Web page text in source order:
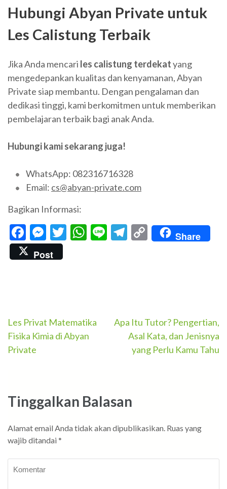
Hubungi Abyan Private untuk
Les Calistung Terbaik
Jika Anda mencari les calistung terdekatyang
mengedepankan kualitas dan kenyamanan, Abyan
Private siap membantu. Dengan pengalaman dan
dedikasi tinggi, kami berkomitmen untuk memberikan
pembelajaran terbaik bagi anak Anda.
Hubungi kami sekarang juga!
WhatsApp: 082316716328
Email: cs@abyan-private.com
Bagikan Informasi:
Facebook
Messenger
Twitter
WhatsApp
LineTelegram
Copy
Link
Share
Post
Navigasi
pos
Les Privat Matematika
Fisika Kimia di Abyan
Private
Apa Itu Tutor? Pengertian,
Asal Kata, dan Jenisnya
yang Perlu Kamu Tahu
Tinggalkan Balasan
Alamat email Anda tidak akan dipublikasikan. Ruas yang
wajib ditandai *